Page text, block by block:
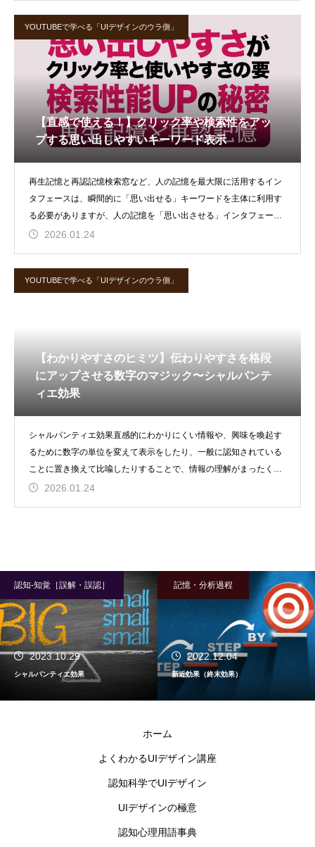
YOUTUBEで学べる「UIデザインのウラ側」
【直感で使える！】クリック率や検索性をアッ
プする思い出しやすいキーワード表示
再生記憶と再認記憶検索窓など、人の記憶を最大限に活用するイン
タフェースは、瞬間的に「思い出せる」キーワードを主体に利用す
る必要がありますが、人の記憶を「思い出させる」インタフェース
を採用すること
2026.01.24
YOUTUBEで学べる「UIデザインのウラ側」
【わかりやすさのヒミツ】伝わりやすさを格段
にアップさせる数字のマジック〜シャルパンテ
ィエ効果
シャルパンティエ効果直感的にわかりにくい情報や、興味を喚起す
るために数字の単位を変えて表示をしたり、一般に認知されている
ことに置き換えて比喩したりすることで、情報の理解がまったくか
わって見える手
2026.01.24
認知-知覚［誤解・誤認］
2023.10.29
シャルパンティエ効果
記憶・分析過程
2022.12.04
新近効果（終末効果）
ホーム
よくわかるUIデザイン講座
認知科学でUIデザイン
UIデザインの極意
認知心理用語事典